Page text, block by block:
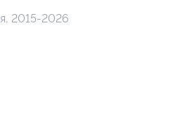
2015-2026